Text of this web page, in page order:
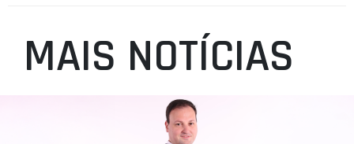
MAIS NOTÍCIAS